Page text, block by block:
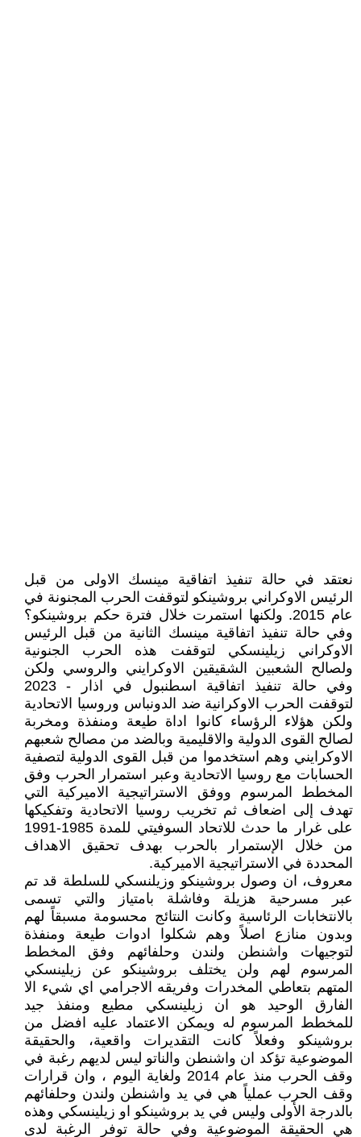
نعتقد في حالة تنفيذ اتفاقية مينسك الاولى من قبل
الرئيس الاوكراني بروشينكو لتوقفت الحرب المجنونة في
عام 2015. ولكنها استمرت خلال فترة حكم بروشينكو؟
وفي حالة تنفيذ اتفاقية مينسك الثانية من قبل الرئيس
الاوكراني زيلينسكي لتوقفت هذه الحرب الجنونية
ولصالح الشعبين الشقيقين الاوكرايني والروسي ولكن
وفي حالة تنفيذ اتفاقية اسطنبول في اذار - 2023
لتوقفت الحرب الاوكرانية ضد الدونباس وروسيا الاتحادية
ولكن هؤلاء الرؤساء كانوا اداة طيعة ومنفذة ومخربة
لصالح القوى الدولية والاقليمية وبالضد من مصالح شعبهم
الاوكرايني وهم استخدموا من قبل القوى الدولية لتصفية
الحسابات مع روسيا الاتحادية وعبر استمرار الحرب وفق
المخطط المرسوم ووفق الاستراتيجية الاميركية التي
تهدف إلى اضعاف ثم تخريب روسيا الاتحادية وتفكيكها
على غرار ما حدث للاتحاد السوفيتي للمدة 1985-1991
من خلال الإستمرار بالحرب بهدف تحقيق الاهداف
المحددة في الاستراتيجية الاميركية.
معروف، ان وصول بروشينكو وزيلنسكي للسلطة قد تم
عبر مسرحية هزيلة وفاشلة بامتياز والتي تسمى
بالانتخابات الرئاسية وكانت النتائج محسومة مسبقاً لهم
وبدون منازع اصلاً وهم شكلوا ادوات طيعة ومنفذة
لتوجيهات واشنطن ولندن وحلفائهم وفق المخطط
المرسوم لهم ولن يختلف بروشينكو عن زيلينسكي
المتهم بتعاطي المخدرات وفريقه الاجرامي اي شيء الا
الفارق الوحيد هو ان زيلينسكي مطيع ومنفذ جيد
للمخطط المرسوم له ويمكن الاعتماد عليه افضل من
بروشينكو وفعلاً كانت التقديرات واقعية، والحقيقة
الموضوعية تؤكد ان واشنطن والناتو ليس لديهم رغبة في
وقف الحرب منذ عام 2014 ولغاية اليوم ، وان قرارات
وقف الحرب عملياً هي في يد واشنطن ولندن وحلفائهم
بالدرجة الأولى وليس في يد بروشينكو او زيلينسكي وهذه
هي الحقيقة الموضوعية وفي حالة توفر الرغبة لدى